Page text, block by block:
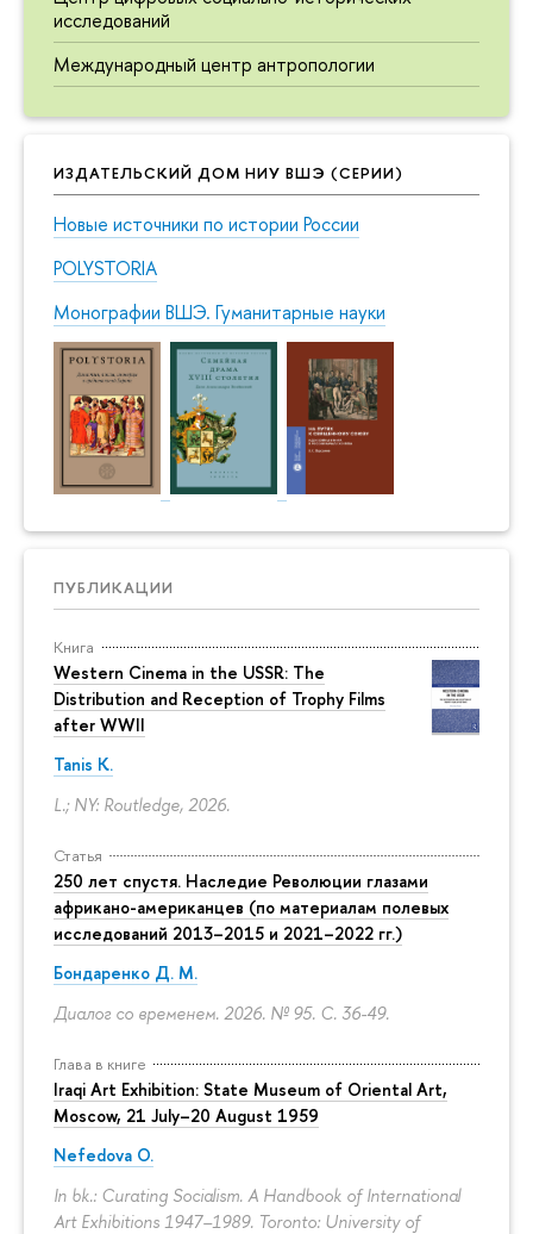
исследований
Международный центр антропологии
ИЗДАТЕЛЬСКИЙ ДОМ НИУ ВШЭ (СЕРИИ)
Новые источники по истории России
POLYSTORIA
Монографии ВШЭ. Гуманитарные науки
ПУБЛИКАЦИИ
Книга
Western Cinema in the USSR: The
Distribution and Reception of Trophy Films
after WWII
Tanis K.
L.; NY: Routledge, 2026.
Статья
250 лет спустя. Наследие Революции глазами
африкано-американцев (по материалам полевых
исследований 2013–2015 и 2021–2022 гг.)
Бондаренко Д. М.
Диалог со временем. 2026. № 95. С. 36-49.
Глава в книге
Iraqi Art Exhibition: State Museum of Oriental Art,
Moscow, 21 July–20 August 1959
Nefedova O.
In bk.: Curating Socialism. A Handbook of International
Art Exhibitions 1947–1989. Toronto: University of